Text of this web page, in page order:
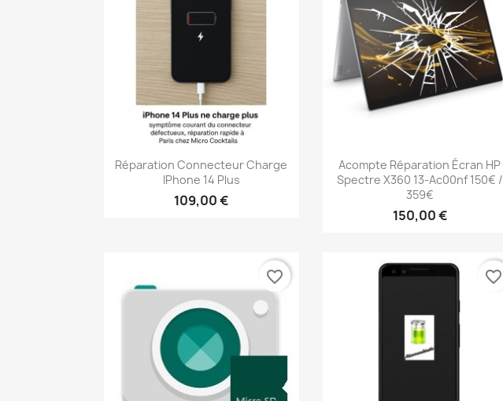
Aperçu rapide
Réparation Connecteur Charge
IPhone 14 Plus
109,00 €
Aperçu rapide
Acompte Réparation Écran HP
Spectre X360 13-Ac00nf 150€ /
359€
150,00 €
favorite_border favorite_border